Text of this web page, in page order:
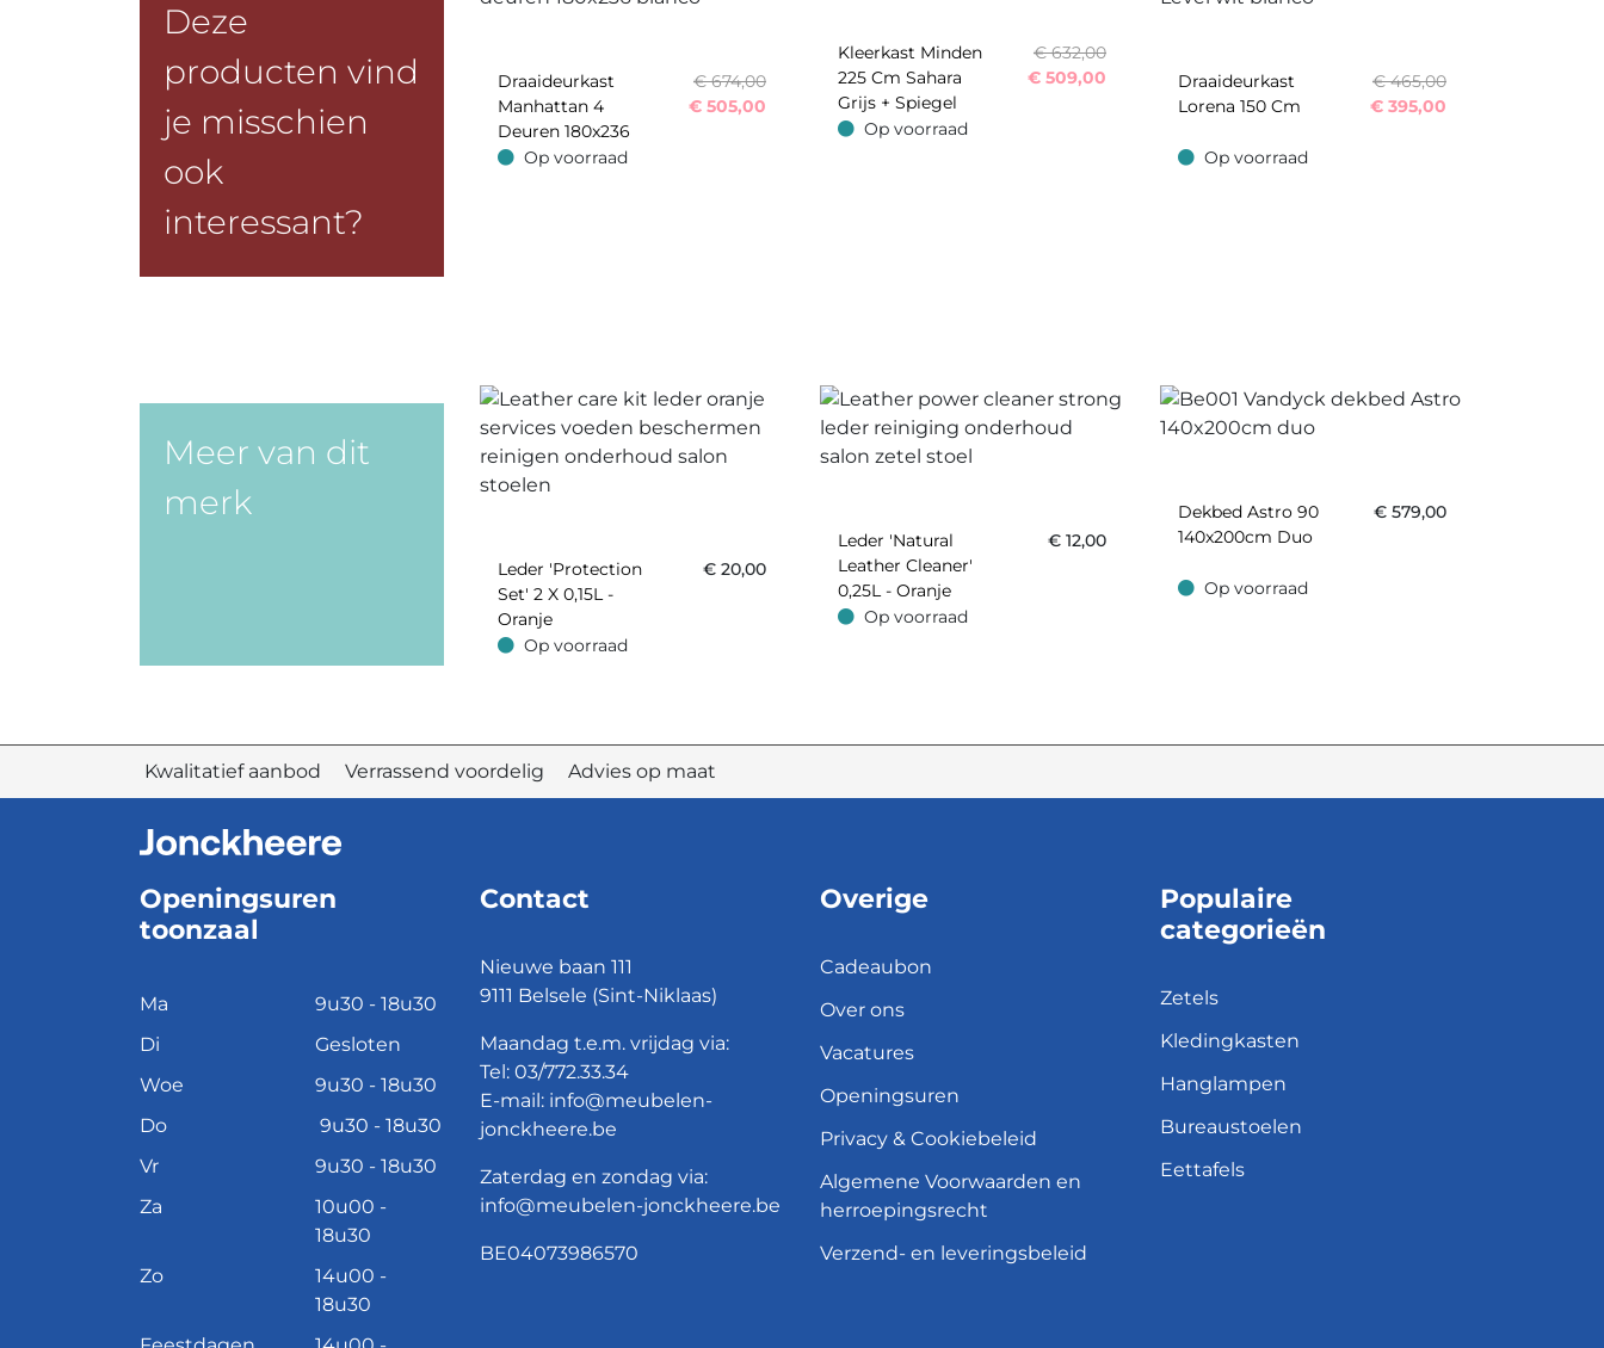
Deze
producten vind
je misschien
ook
interessant?
Draaideurkast
Manhattan 4
Deuren 180x236
€ 674,00
€ 505,00
Op voorraad
Op voorraad
Kleerkast Minden
225 Cm Sahara
Grijs + Spiegel
€ 632,00
€ 509,00
Op voorraad
Op voorraad
Draaideurkast
Lorena 150 Cm
€ 465,00
€ 395,00
Op voorraad
Op voorraad
Meer van dit
merk
Leder 'Protection
Set' 2 X 0,15L -
Oranje
€ 20,00
Op voorraad
Op voorraad
Leder 'Natural
Leather Cleaner'
0,25L - Oranje
€ 12,00
Op voorraad
Op voorraad
Dekbed Astro 90
140x200cm Duo
€ 579,00
Op voorraad
Op voorraad
Kwalitatief aanbod Verrassend voordelig Advies op maat
Openingsuren
toonzaal
Ma
9u30 - 18u30
Di
Gesloten
Woe
9u30 - 18u30
Do
9u30 - 18u30
Vr
9u30 - 18u30
Za
10u00 -
18u30
Zo
14u00 -
18u30
Contact
Nieuwe baan 111
9111 Belsele (Sint-Niklaas)
Maandag t.e.m. vrijdag via:
Tel: 03/772.33.34
E-mail: info@meubelen-
jonckheere.be
Zaterdag en zondag via:
info@meubelen-jonckheere.be
BE04073986570
Overige
Cadeaubon
Over ons
Vacatures
Openingsuren
Privacy & Cookiebeleid
Algemene Voorwaarden en
herroepingsrecht
Verzend- en leveringsbeleid
Populaire
categorieën
Zetels
Kledingkasten
Hanglampen
Bureaustoelen
Eettafels